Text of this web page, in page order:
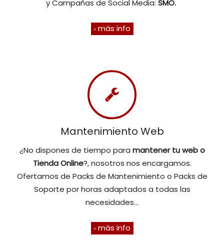
yCampañas de Social Media: SMO.
más info
Mantenimiento Web
¿No dispones de tiempo para mantener tu web o
Tienda Online?, nosotros nos encargamos.
Ofertamos de Packs de Mantenimiento o Packs de
Soporte por horas adaptados a todas las
necesidades...
más info